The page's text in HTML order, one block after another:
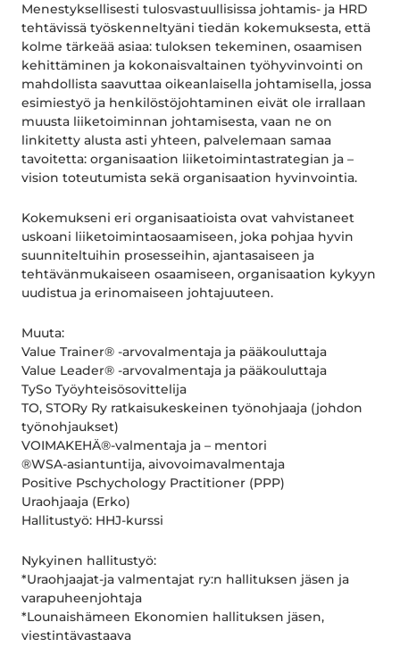
Menestyksellisesti tulosvastuullisissa johtamis- ja HRD
tehtävissä työskenneltyäni tiedän kokemuksesta, että
kolme tärkeää asiaa: tuloksen tekeminen, osaamisen
kehittäminen ja kokonaisvaltainen työhyvinvointi on
mahdollista saavuttaa oikeanlaisella johtamisella, jossa
esimiestyö ja henkilöstöjohtaminen eivät ole irrallaan
muusta liiketoiminnan johtamisesta, vaan ne on
linkitetty alusta asti yhteen, palvelemaan samaa
tavoitetta: organisaation liiketoimintastrategian ja –
vision toteutumista sekä organisaation hyvinvointia.
Kokemukseni eri organisaatioista ovat vahvistaneet
uskoani liiketoimintaosaamiseen, joka pohjaa hyvin
suunniteltuihin prosesseihin, ajantasaiseen ja
tehtävänmukaiseen osaamiseen, organisaation kykyyn
uudistua ja erinomaiseen johtajuuteen.
Muuta:
Value Trainer® -arvovalmentaja ja pääkouluttaja
Value Leader® -arvovalmentaja ja pääkouluttaja
TySo Työyhteisösovittelija
TO, STORy Ry ratkaisukeskeinen työnohjaaja (johdon
työnohjaukset)
VOIMAKEHÄ®-valmentaja ja – mentori
®WSA-asiantuntija, aivovoimavalmentaja
Positive Pschychology Practitioner (PPP)
Uraohjaaja (Erko)
Hallitustyö: HHJ-kurssi
Nykyinen hallitustyö:
*Uraohjaajat-ja valmentajat ry:n hallituksen jäsen ja
varapuheenjohtaja
*Lounaishämeen Ekonomien hallituksen jäsen,
viestintävastaava